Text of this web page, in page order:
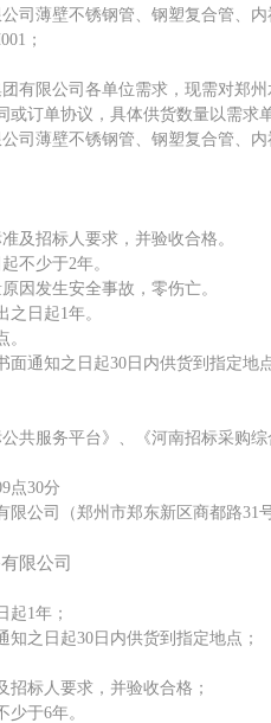
司薄壁不锈钢管、钢塑复合管、
；
有限公司各单位需求，现需对郑
订单协议，具体供货数量以需求
司薄壁不锈钢管、钢塑复合管、
及招标人要求，并验收合格。
不少于2年。
因发生安全事故，零伤亡。
之日起1年。
面通知之日起30日内供货到指定地点
共服务平台》、《河南招标采购
点30分
限公司（郑州市郑东新区商都路31
限公司
起1年；
知之日起30日内供货到指定地点；
招标人要求，并验收合格；
少于6年。